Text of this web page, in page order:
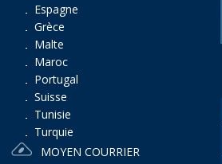
Espagne
Grèce
Malte
Maroc
Portugal
Suisse
Tunisie
Turquie
MOYEN COURRIER